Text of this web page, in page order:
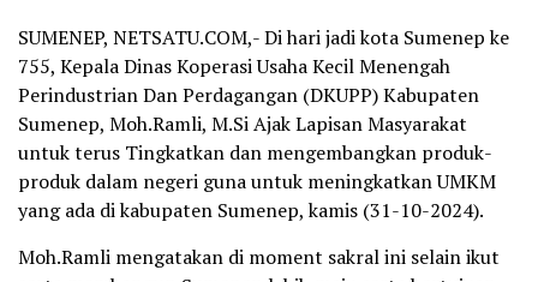
SUMENEP, NETSATU.COM,- Di hari jadi kota Sumenep ke
755, Kepala Dinas Koperasi Usaha Kecil Menengah
Perindustrian Dan Perdagangan (DKUPP) Kabupaten
Sumenep, Moh.Ramli, M.Si Ajak Lapisan Masyarakat
untuk terus Tingkatkan dan mengembangkan produk-
produk dalam negeri guna untuk meningkatkan UMKM
yang ada di kabupaten Sumenep, kamis (31-10-2024).
Moh.Ramli mengatakan di moment sakral ini selain ikut